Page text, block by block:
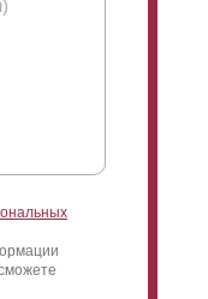
составит